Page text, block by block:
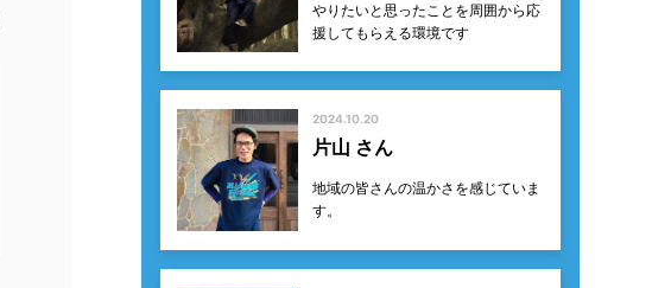
やりたいと思ったことを周囲から応
援してもらえる環境です
2024.10.20
片山 さん
地域の皆さんの温かさを感じていま
す。